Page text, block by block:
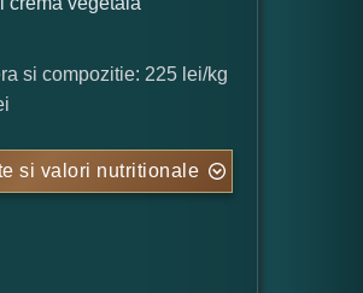
si compozitie: 225 lei/kg
si valori nutritionale